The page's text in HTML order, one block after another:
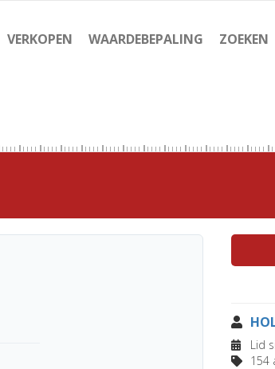
VERKOPEN WAARDEBEPALING ZOEKEN
Lid
154